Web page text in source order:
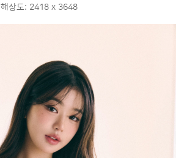
해상도: 2418 x 3648